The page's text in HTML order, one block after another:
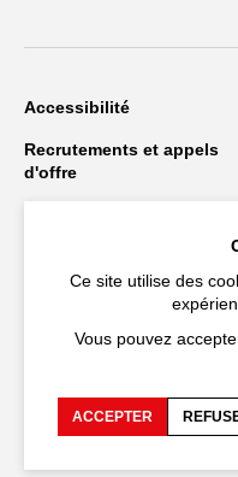
Accessibilité
Recrutements et appels
d'offre
Ce site utilise des
Vous pouvez
ACCEPTER